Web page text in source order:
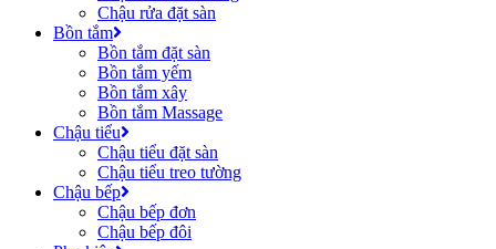
Chậu rửa đặt sàn
Bồn tắm
Bồn tắm đặt sàn
Bồn tắm yếm
Bồn tắm xây
Bồn tắm Massage
Chậu tiểu
Chậu tiểu đặt sàn
Chậu tiểu treo tường
Chậu bếp
Chậu bếp đơn
Chậu bếp đôi